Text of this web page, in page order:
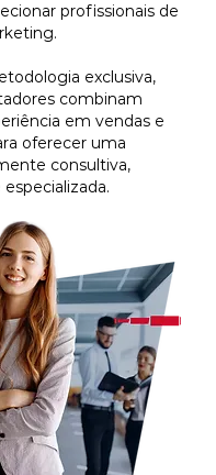
profissionais de
exclusiva,
combinam
em vendas e
oferecer uma
consultiva,